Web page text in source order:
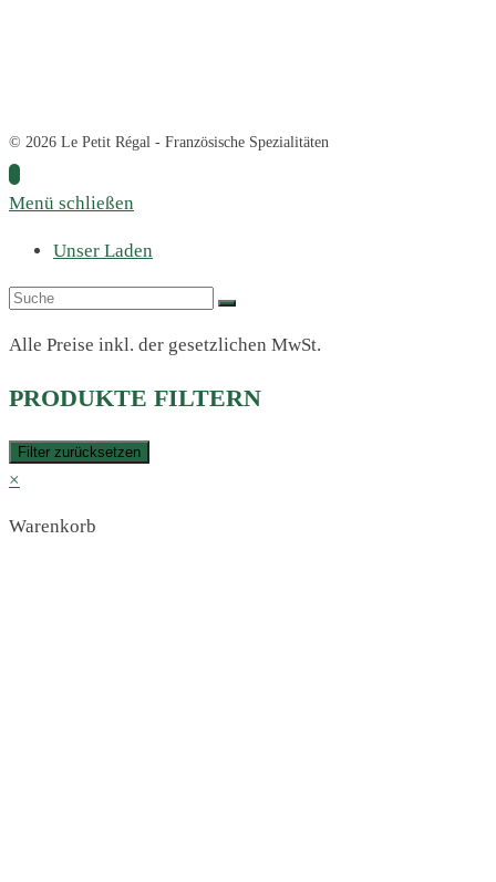
© 2026 Le Petit Régal - Französische Spezialitäten
Menü schließen
Unser Laden
Alle Preise inkl. der gesetzlichen MwSt.
PRODUKTE FILTERN
Filter zurücksetzen
×
Warenkorb